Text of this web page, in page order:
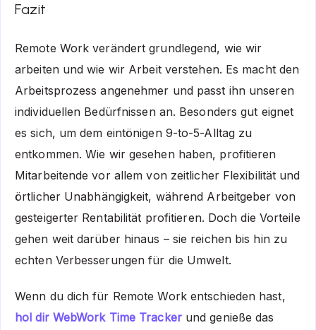
Fazit
Remote Work verändert grundlegend, wie wir
arbeiten und wie wir Arbeit verstehen. Es macht den
Arbeitsprozess angenehmer und passt ihn unseren
individuellen Bedürfnissen an. Besonders gut eignet
es sich, um dem eintönigen 9-to-5-Alltag zu
entkommen. Wie wir gesehen haben, profitieren
Mitarbeitende vor allem von zeitlicher Flexibilität und
örtlicher Unabhängigkeit, während Arbeitgeber von
gesteigerter Rentabilität profitieren. Doch die Vorteile
gehen weit darüber hinaus – sie reichen bis hin zu
echten Verbesserungen für die Umwelt.
Wenn du dich für Remote Work entschieden hast,
hol dir WebWork Time Trackerund genieße das